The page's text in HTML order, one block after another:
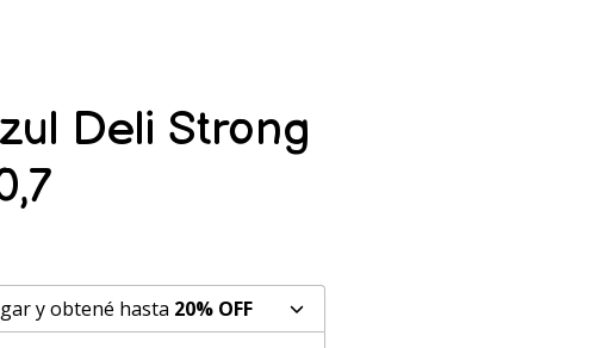
Deli Strong
y obtené hasta 20% OFF